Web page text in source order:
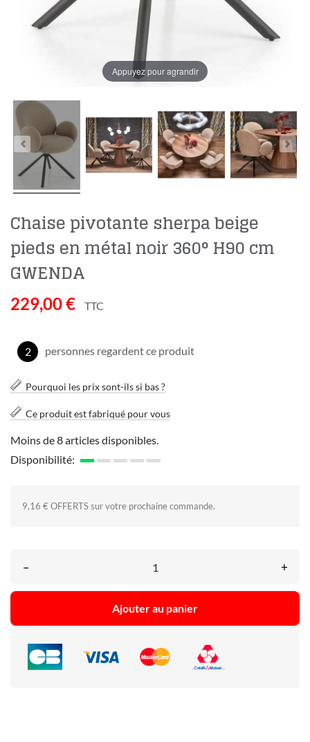
Appuyez pour agrandir
Chaise pivotante sherpa beige
pieds en métal noir 360° H90 cm
GWENDA
229,00 € TTC
2 personnes regardent ce produit
Pourquoi les prix sont-ils si bas ?
Ce produit est fabriqué pour vous
Moins de 8 articles disponibles.
Disponibilité:
9,16 € OFFERTS sur votre prochaine commande.
– +
Ajouter au panier